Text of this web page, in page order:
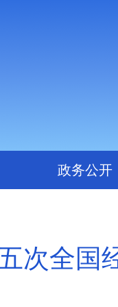
政务公开
次全国